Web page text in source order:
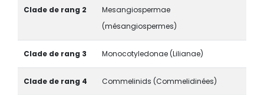
Clade de rang 2
Mesangiospermae
(mésangiospermes)
Clade de rang 3 Monocotyledonae (Lilianae)
Clade de rang 4 Commelinids (Commelidinées)